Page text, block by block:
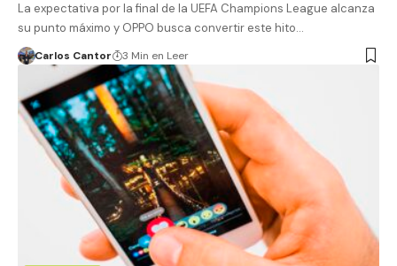
La expectativa por la final de la UEFA Champions League alcanza
su punto máximo y OPPO busca convertir este hito…
Carlos Cantor 3 Min en Leer